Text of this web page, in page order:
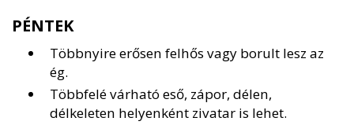
PÉNTEK
Többnyire erősen felhős vagy borult lesz az
ég.
Többfelé várható eső, zápor, délen,
délkeleten helyenként zivatar is lehet.